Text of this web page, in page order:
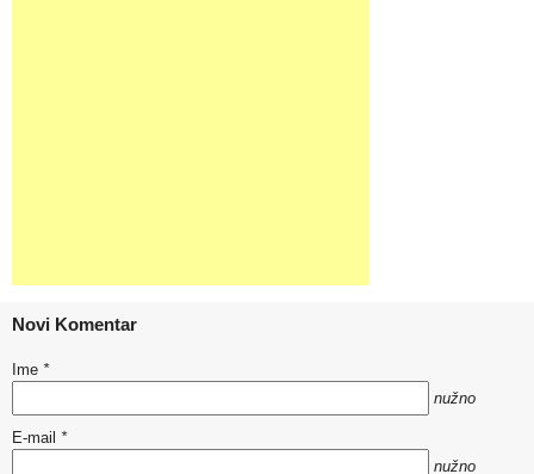
Novi Komentar
Ime *
nužno
E-mail *
nužno